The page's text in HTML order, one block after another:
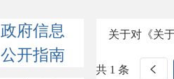
政府信息
公开指南
关于对《关
共 1 条